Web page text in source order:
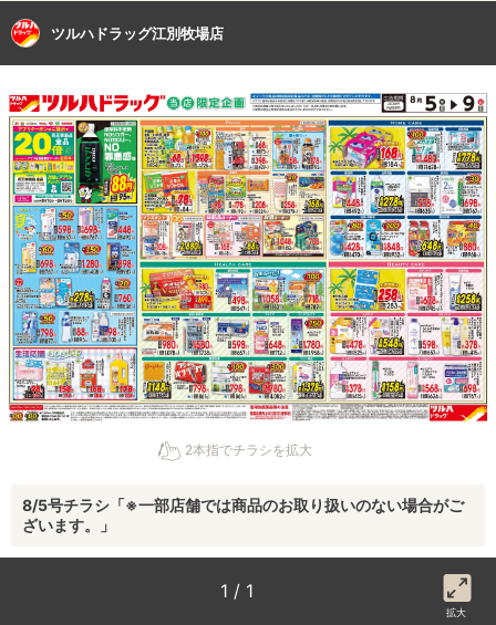
ツルハドラッグ江別牧場店
2本指でチラシを拡大
8/5号チラシ「※一部店舗では商品のお取り扱いのない場合がご
ざいます。」
1 / 1
拡大